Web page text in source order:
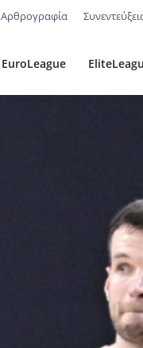
Αρθρογραφία
EuroLeague